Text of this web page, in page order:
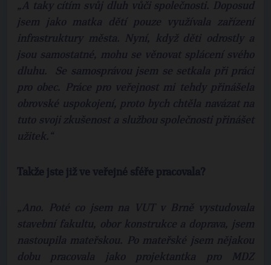
„A taky cítím svůj dluh vůči společnosti. Doposud
jsem jako matka dětí pouze využívala zařízení
infrastruktury města. Nyní, když děti odrostly a
jsou samostatné, mohu se věnovat splácení svého
dluhu. Se samosprávou jsem se setkala při práci
pro obec. Práce pro veřejnost mi tehdy přinášela
obrovské uspokojení, proto bych chtěla navázat na
tuto svoji zkušenost a službou společnosti přinášet
užitek.“
Takže jste již ve veřejné sféře pracovala?
„Ano. Poté co jsem na VUT v Brně vystudovala
stavební fakultu, obor konstrukce a doprava, jsem
nastoupila mateřskou. Po mateřské jsem nějakou
dobu pracovala jako projektantka pro MDZ